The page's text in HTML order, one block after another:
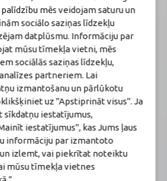
mēs veidojam saturu un
sociālo saziņas līdzekļu
datplūsmu. Informāciju par
mūsu tīmekļa vietni, mēs
sociālās saziņas līdzekļu,
partneriem. Lai
izmantošanu un pārlūkotu
uz "Apstiprināt visus". Ja
sīkdatņu iestatījumus,
iestatījumus", kas Jums ļaus
informāciju par izmantoto
izlemt, vai piekrītat noteiktu
mūsu tīmekļa vietnes
Aptiekas vadītāja:
Sertificēta farmaceite: Jeļena
Gončarova
Reģistrācijas Nr.: F-0834
Sertifikāta Nr.: 215.2025
Veselības inspekcija
www.vi.gov.lv
Klijānu iela 7, Rīga